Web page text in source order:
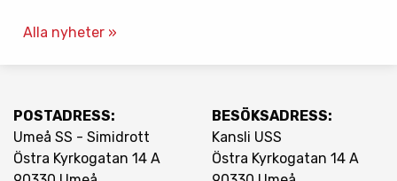
Alla nyheter »
POSTADRESS:
Umeå SS - Simidrott
Östra Kyrkogatan 14 A
BESÖKSADRESS:
Kansli USS
Östra Kyrkogatan 14 A